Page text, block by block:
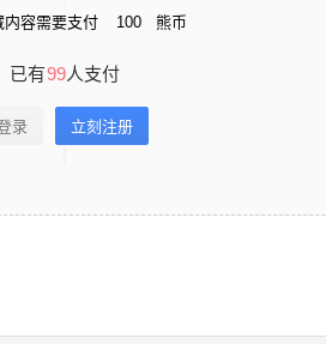
内容需要支付 100 熊币
已有99人支付
录 立刻注册